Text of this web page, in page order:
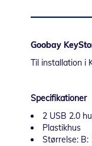
af
Goobay
Til installation i
Specifikationer
2 USB 2.0
Plastikhus
Størrelse: B: